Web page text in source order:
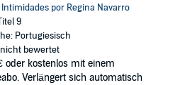
Intimidades por Regina Navarro
9
Portugiesisch
bewertet
oder kostenlos mit einem
Verlängert sich automatisch